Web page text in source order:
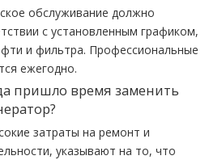
обслуживание должно
с установленным графиком,
и фильтра. Профессиональные
ежегодно.
пришло время заменить
затраты на ремонт и
указывают на то, что